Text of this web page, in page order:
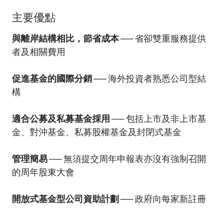
主要優點
與離岸結構相比，節省成本── 省卻雙重服務提供
者及相關費用
促進基金的國際分銷── 海外投資者熟悉公司型結
構
適合公募及私募基金採用── 包括上市及非上市基
金、對沖基金、私募股權基金及封閉式基金
管理簡易── 無須提交周年申報表亦沒有強制召開
的周年股東大會
開放式基金型公司資助計劃 ── 政府向每家新註冊